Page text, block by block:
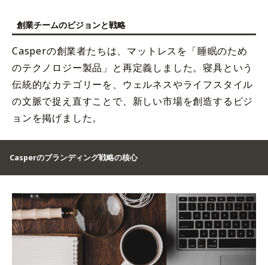
創業チームのビジョンと戦略
Casperの創業者たちは、マットレスを「睡眠のため
のテクノロジー製品」と再定義しました。寝具という
伝統的なカテゴリーを、ウェルネスやライフスタイル
の文脈で捉え直すことで、新しい市場を創造するビジ
ョンを掲げました。
Casperのブランディング戦略の核心